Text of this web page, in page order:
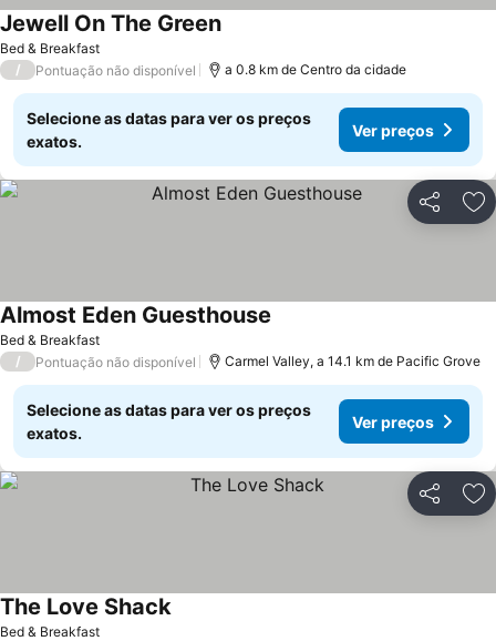
Bed & Breakfast
Jewell On The GreenVer preços
/ Pontuação não disponível a 0.8 km de Centro da cidade
Selecione as datas para ver os preços
exatos.
Ver preços
Partilhar
Bed & Breakfast
Almost Eden Guesthouse
/ Pontuação não disponível Carmel Valley, a 14.1 km de Pacific Grove
Selecione as datas para ver os preços
exatos.
Ver preços
Partilhar
Bed & Breakfast
The Love ShackVer preços